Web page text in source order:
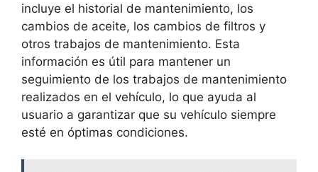
incluye el historial de mantenimiento, los
cambios de aceite, los cambios de filtros y
otros trabajos de mantenimiento. Esta
información es útil para mantener un
seguimiento de los trabajos de mantenimiento
realizados en el vehículo, lo que ayuda al
usuario a garantizar que su vehículo siempre
esté en óptimas condiciones.